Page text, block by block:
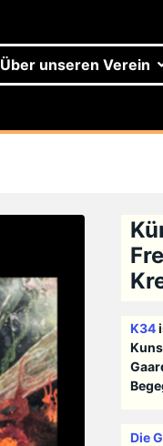
Über unseren Verein
K34
Die